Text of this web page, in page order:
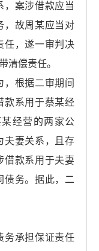
，案涉借款应当
，故周某应当对
任，遂一审判决
清偿责任。
根据二审期间
款系用于蔡某经
经营的两家公
夫妻关系，且存
借款系用于夫妻
债务。据此，二
承担保证责任